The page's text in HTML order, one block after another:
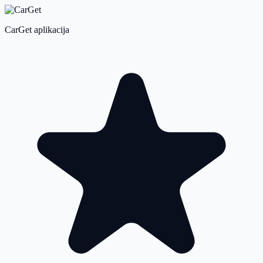
CarGet aplikacija